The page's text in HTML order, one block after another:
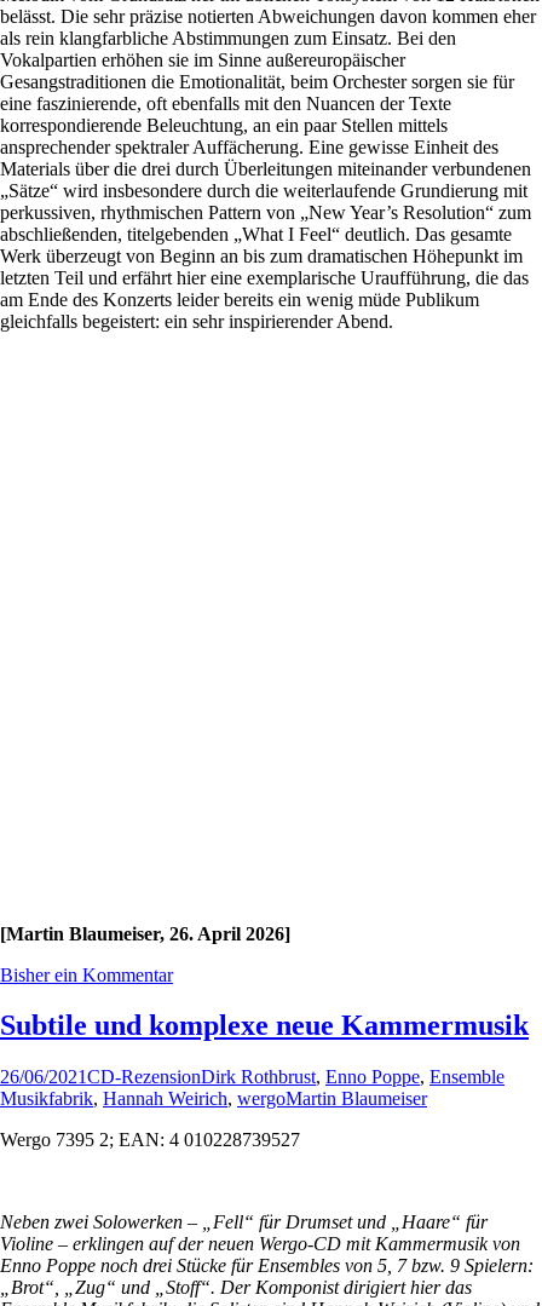
belässt. Die sehr präzise notierten Abweichungen davon kommen eher
als rein klangfarbliche Abstimmungen zum Einsatz. Bei den
Vokalpartien erhöhen sie im Sinne außereuropäischer
Gesangstraditionen die Emotionalität, beim Orchester sorgen sie für
eine faszinierende, oft ebenfalls mit den Nuancen der Texte
korrespondierende Beleuchtung, an ein paar Stellen mittels
ansprechender spektraler Auffächerung. Eine gewisse Einheit des
Materials über die drei durch Überleitungen miteinander verbundenen
„Sätze“ wird insbesondere durch die weiterlaufende Grundierung mit
perkussiven, rhythmischen Pattern von „New Year’s Resolution“ zum
abschließenden, titelgebenden „What I Feel“ deutlich. Das gesamte
Werk überzeugt von Beginn an bis zum dramatischen Höhepunkt im
letzten Teil und erfährt hier eine exemplarische Uraufführung, die das
am Ende des Konzerts leider bereits ein wenig müde Publikum
gleichfalls begeistert: ein sehr inspirierender Abend.
[Martin Blaumeiser, 26. April 2026]
Bisher ein Kommentar
Subtile und komplexe neue Kammermusik
26/06/2021CD-RezensionDirk Rothbrust, Enno Poppe, Ensemble
Musikfabrik, Hannah Weirich, wergoMartin Blaumeiser
Wergo 7395 2; EAN: 4 010228739527
Neben zwei Solowerken – „Fell“ für Drumset und „Haare“ für
Violine – erklingen auf der neuen Wergo-CD mit Kammermusik von
Enno Poppe noch drei Stücke für Ensembles von 5, 7 bzw. 9 Spielern:
„Brot“, „Zug“ und „Stoff“. Der Komponist dirigiert hier das